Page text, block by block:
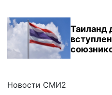
Таиланд
Новости СМИ2